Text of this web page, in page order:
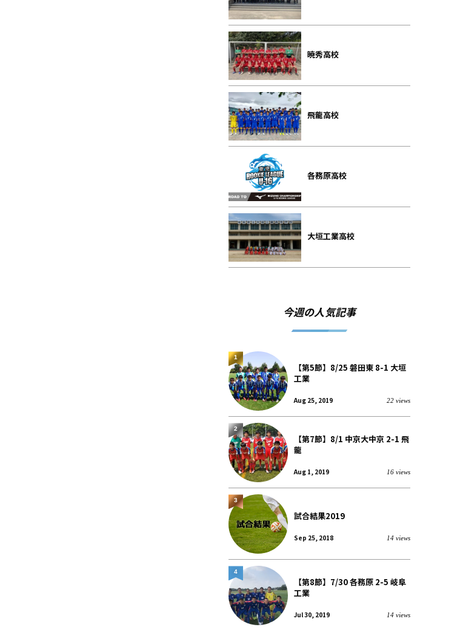
暁秀高校
飛龍高校
各務原高校
大垣工業高校
今週の人気記事
【第5節】8/25 磐田東 8-1 大垣
工業
Aug 25, 2019 22 views
1
【第7節】8/1 中京大中京 2-1 飛
龍
Aug 1, 2019 16 views
2
試合結果2019
Sep 25, 2018 14 views
3
【第8節】7/30 各務原 2-5 岐阜
工業
Jul 30, 2019 14 views
4